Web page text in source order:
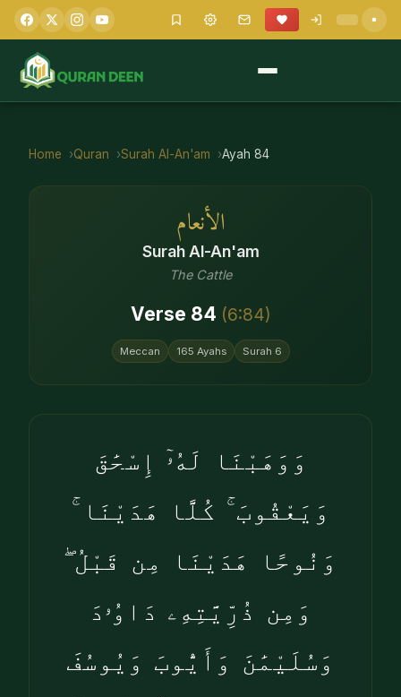
Home Quran Surah Al-An'am Ayah 84
الأنعام
Surah Al-An'am
The Cattle
Verse 84 (6:84)
Meccan 165 Ayahs Surah 6
وَوَهَبْنَا لَهُۥٓ إِسْحَٰقَ
وَيَعْقُوبَ ۚ كُلًّا هَدَيْنَا ۚ
وَنُوحًا هَدَيْنَا مِن قَبْلُ ۖ
وَمِن ذُرِّيَّتِهِۦ دَاوُۥدَ
وَسُلَيْمَٰنَ وَأَيُّوبَ وَيُوسُفَ